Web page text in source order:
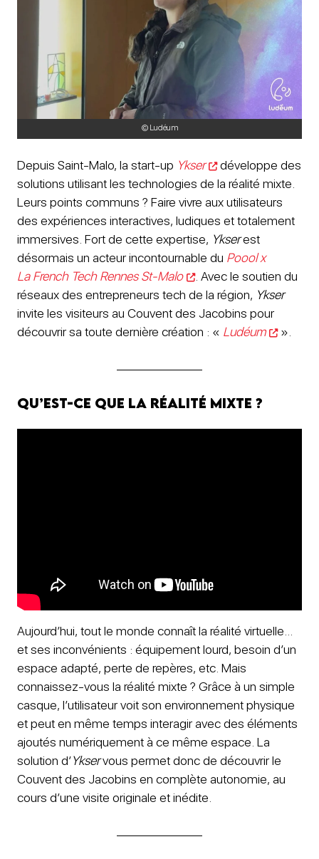
© Ludéum
Depuis Saint-Malo, la start-up Ykser
développe des
solutions utilisant les technologies de la réalité mixte.
Leurs points communs ? Faire vivre aux utilisateurs
des expériences interactives, ludiques et totalement
immersives. Fort de cette expertise, Ykserest
désormais un acteur incontournable du Poool x
La French Tech Rennes St-Malo
. Avec le soutien du
réseaux des entrepreneurs tech de la région, Ykser
invite les visiteurs au Couvent des Jacobins pour
découvrir sa toute dernière création : « Ludéum ».
Qu’est-ce que la Réalité mixte ?
Aujourd’hui, tout le monde connaît la réalité virtuelle…
et ses inconvénients : équipement lourd, besoin d’un
espace adapté, perte de repères, etc. Mais
connaissez-vous la réalité mixte ? Grâce à un simple
casque, l’utilisateur voit son environnement physique
et peut en même temps interagir avec des éléments
ajoutés numériquement à ce même espace. La
solution d’Ykservous permet donc de découvrir le
Couvent des Jacobins en complète autonomie, au
cours d’une visite originale et inédite.